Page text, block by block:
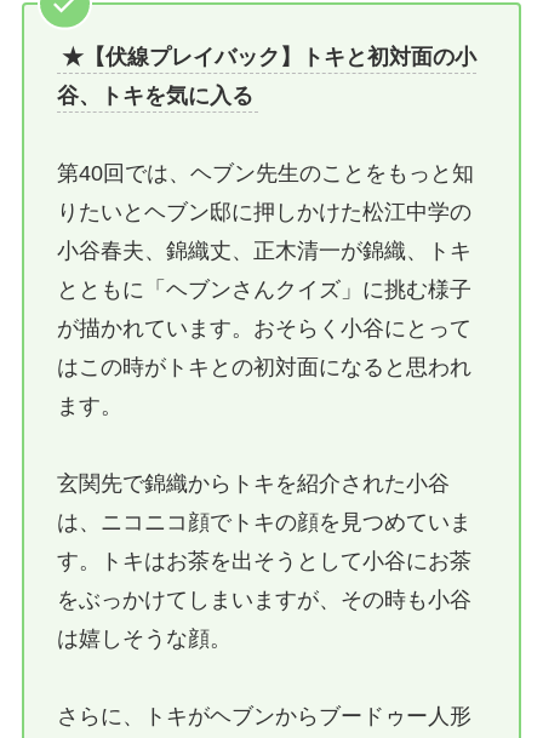
★【伏線プレイバック】トキと初対面の小
谷、トキを気に入る
第40回では、ヘブン先生のことをもっと知
りたいとヘブン邸に押しかけた松江中学の
小谷春夫、錦織丈、正木清一が錦織、トキ
とともに「ヘブンさんクイズ」に挑む様子
が描かれています。おそらく小谷にとって
はこの時がトキとの初対面になると思われ
ます。
玄関先で錦織からトキを紹介された小谷
は、ニコニコ顔でトキの顔を見つめていま
す。トキはお茶を出そうとして小谷にお茶
をぶっかけてしまいますが、その時も小谷
は嬉しそうな顔。
さらに、トキがヘブンからブードゥー人形